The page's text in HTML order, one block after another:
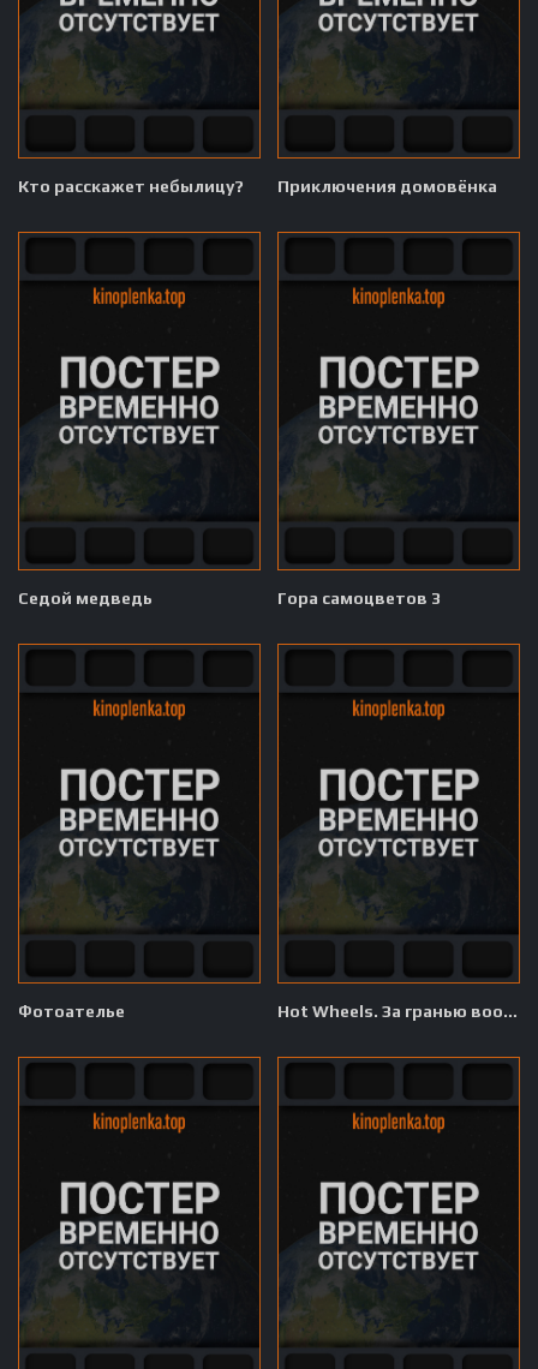
Кто расскажет небылицу? Приключения домовёнка
Седой медведь Гора самоцветов 3
Фотоателье Hot Wheels. За гранью воображения